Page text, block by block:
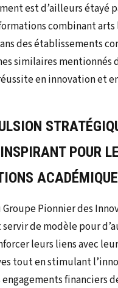
est d’ailleurs étayé
combinant
des établissements
similaires mentionnés
en innovation et
POUR
Pionnier des
de modèle pour
leurs liens avec
tout en stimulant
financiers